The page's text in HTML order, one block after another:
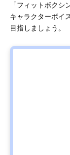
「フィットボク
キャラクターボイ
目指しましょう。